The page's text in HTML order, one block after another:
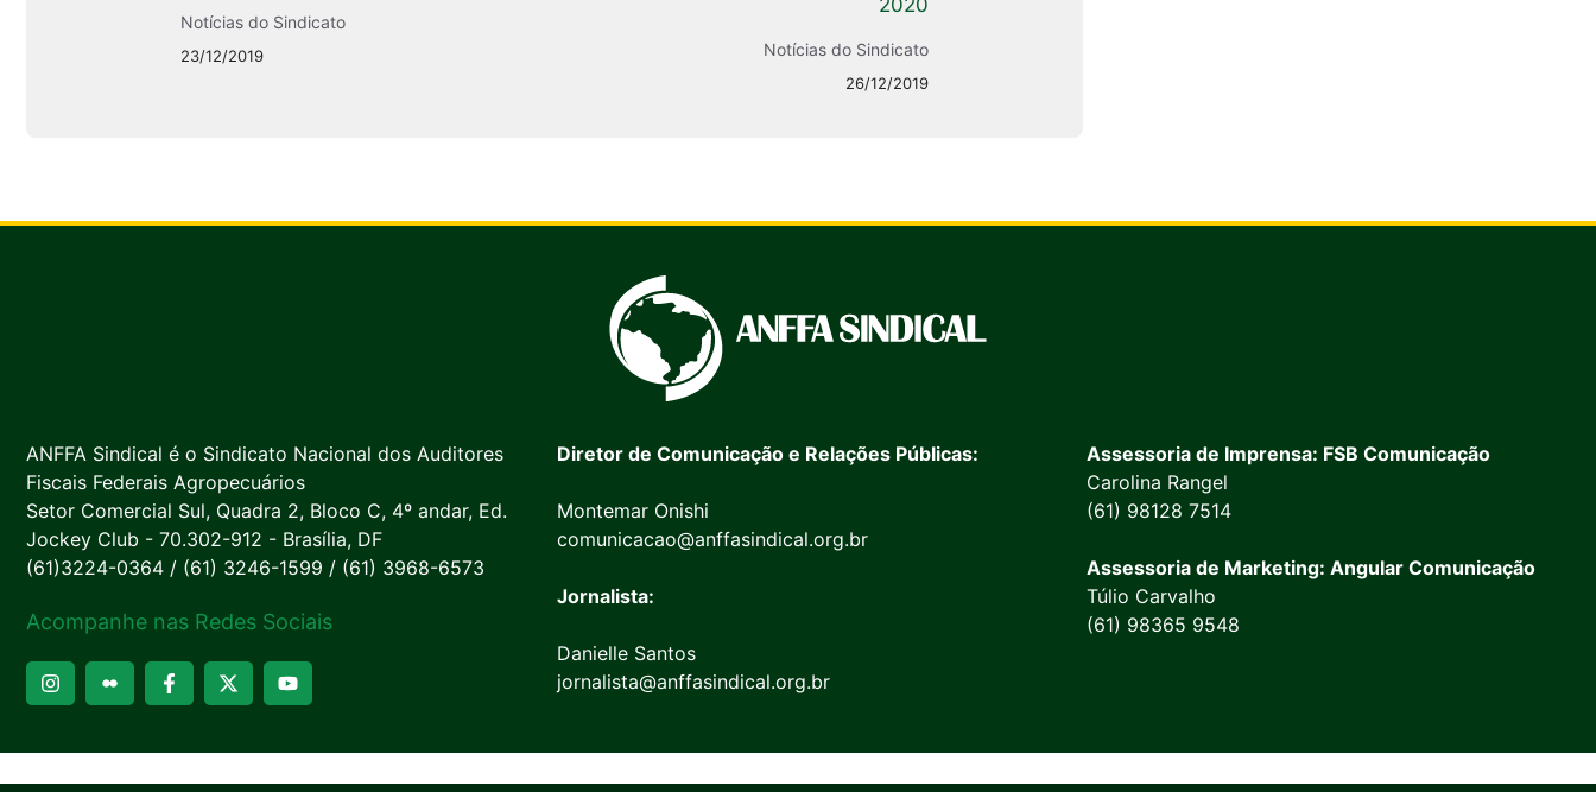
Notícias do Sindicato
23/12/2019
2020
Notícias do Sindicato
26/12/2019
ANFFA Sindical é o Sindicato Nacional dos Auditores
Fiscais Federais Agropecuários
Setor Comercial Sul, Quadra 2, Bloco C, 4º andar, Ed.
Jockey Club - 70.302-912 - Brasília, DF
(61)3224-0364 / (61) 3246-1599 / (61) 3968-6573
Acompanhe nas Redes Sociais
Diretor de Comunicação e Relações Públicas:
Montemar Onishi
comunicacao@anffasindical.org.br
Jornalista:
Danielle Santos
jornalista@anffasindical.org.br
Assessoria de Imprensa: FSB Comunicação
Carolina Rangel
(61) 98128 7514
Assessoria de Marketing: Angular Comunicação
Túlio Carvalho
(61) 98365 9548